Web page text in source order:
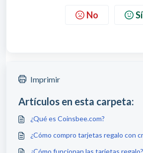
No Sí
Imprimir
Artículos en esta carpeta:
¿Qué es Coinsbee.com?
¿Cómo compro tarjetas regalo con
¿Cómo funcionan las tarjetas regalo?